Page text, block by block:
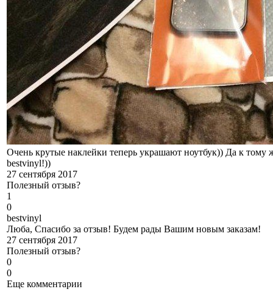
Очень крутые наклейки теперь украшают ноутбук)) Да к
bestvinyl!))
27 сентября 2017
Полезный отзыв?
1
0
bestvinyl
Люба, Спасибо за отзыв! Будем рады Вашим новым заказам!
27 сентября 2017
Полезный отзыв?
0
0
Еще комментарии